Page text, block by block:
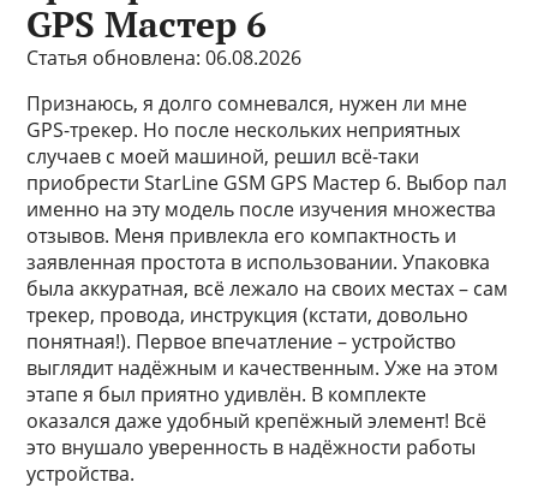
GPS Мастер 6
Статья обновлена: 06.08.2026
Признаюсь, я долго сомневался, нужен ли мне
GPS-трекер. Но после нескольких неприятных
случаев с моей машиной, решил всё-таки
приобрести StarLine GSM GPS Мастер 6. Выбор пал
именно на эту модель после изучения множества
отзывов. Меня привлекла его компактность и
заявленная простота в использовании. Упаковка
была аккуратная, всё лежало на своих местах – сам
трекер, провода, инструкция (кстати, довольно
понятная!). Первое впечатление – устройство
выглядит надёжным и качественным. Уже на этом
этапе я был приятно удивлён. В комплекте
оказался даже удобный крепёжный элемент! Всё
это внушало уверенность в надёжности работы
устройства.